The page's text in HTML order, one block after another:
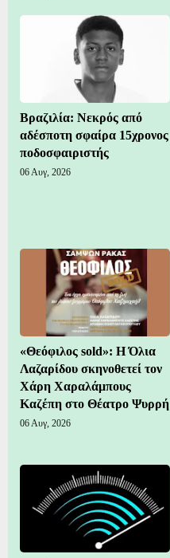
Βραζιλία: Νεκρός από
αδέσποτη σφαίρα 15χρονος
ποδοσφαιριστής
06 Αυγ, 2026
«Θεόφιλος sold»: Η Όλια
Λαζαρίδου σκηνοθετεί τον
Χάρη Χαραλάμπους
Καζέπη στο Θέατρο Ψυρρή
06 Αυγ, 2026